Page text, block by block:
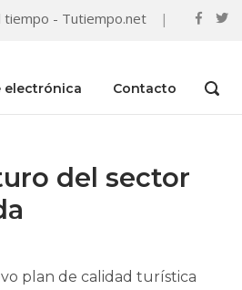
tiempo - Tutiempo.net |
electrónica Contacto
OPEN
del sector
plan de calidad turística